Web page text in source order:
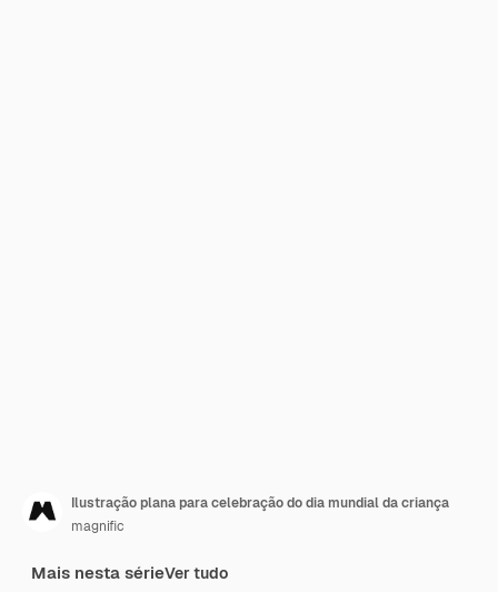
Ilustração plana para celebração do dia mundial da criança
magnific
Mais nesta sérieVer tudo